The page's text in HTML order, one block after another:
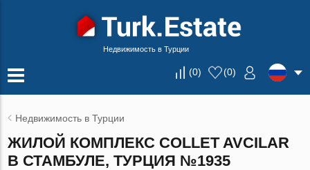
Недвижимость в Турции
(0) (0)
Недвижимость в Турции
ЖИЛОЙ КОМПЛЕКС COLLET AVCILAR
В СТАМБУЛЕ, ТУРЦИЯ №1935